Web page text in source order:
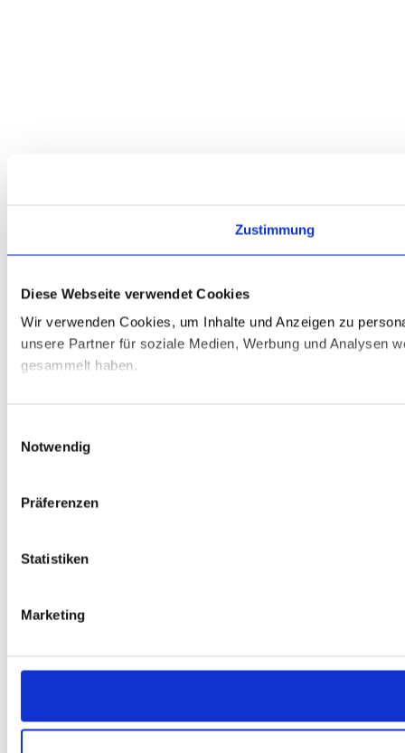
Zustimmung
Diese Webseite verwendet Cookies
Wir verwenden Cookies, um Inhalte und Anzeigen zu
unsere Partner für soziale Medien, Werbung und Analysen
gesammelt haben.
Notwendig
Präferenzen
Statistiken
Marketing